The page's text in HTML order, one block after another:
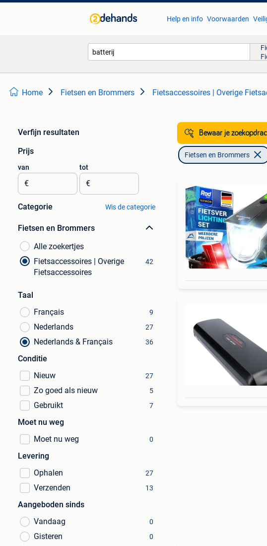
Help en info Voorwaarden
Home Fietsen en Brommers Fietsaccessoires | Overige
Verfijn resultaten
Prijs
van
€
tot
€
Categorie Wis de categorie
Fietsen en Brommers
Alle zoekertjes
Fietsaccessoires | Overige
Fietsaccessoires
42
Taal
Français
9
Nederlands 27
Nederlands & Français 36
Conditie
Nieuw
27
Zo goed als nieuw 5
Gebruikt 7
Moet nu weg
Moet nu weg
0
Levering
Ophalen
27
Verzenden 13
Aangeboden sinds
Vandaag
0
Gisteren 0
Bewaar je
Fietsen en Brommers